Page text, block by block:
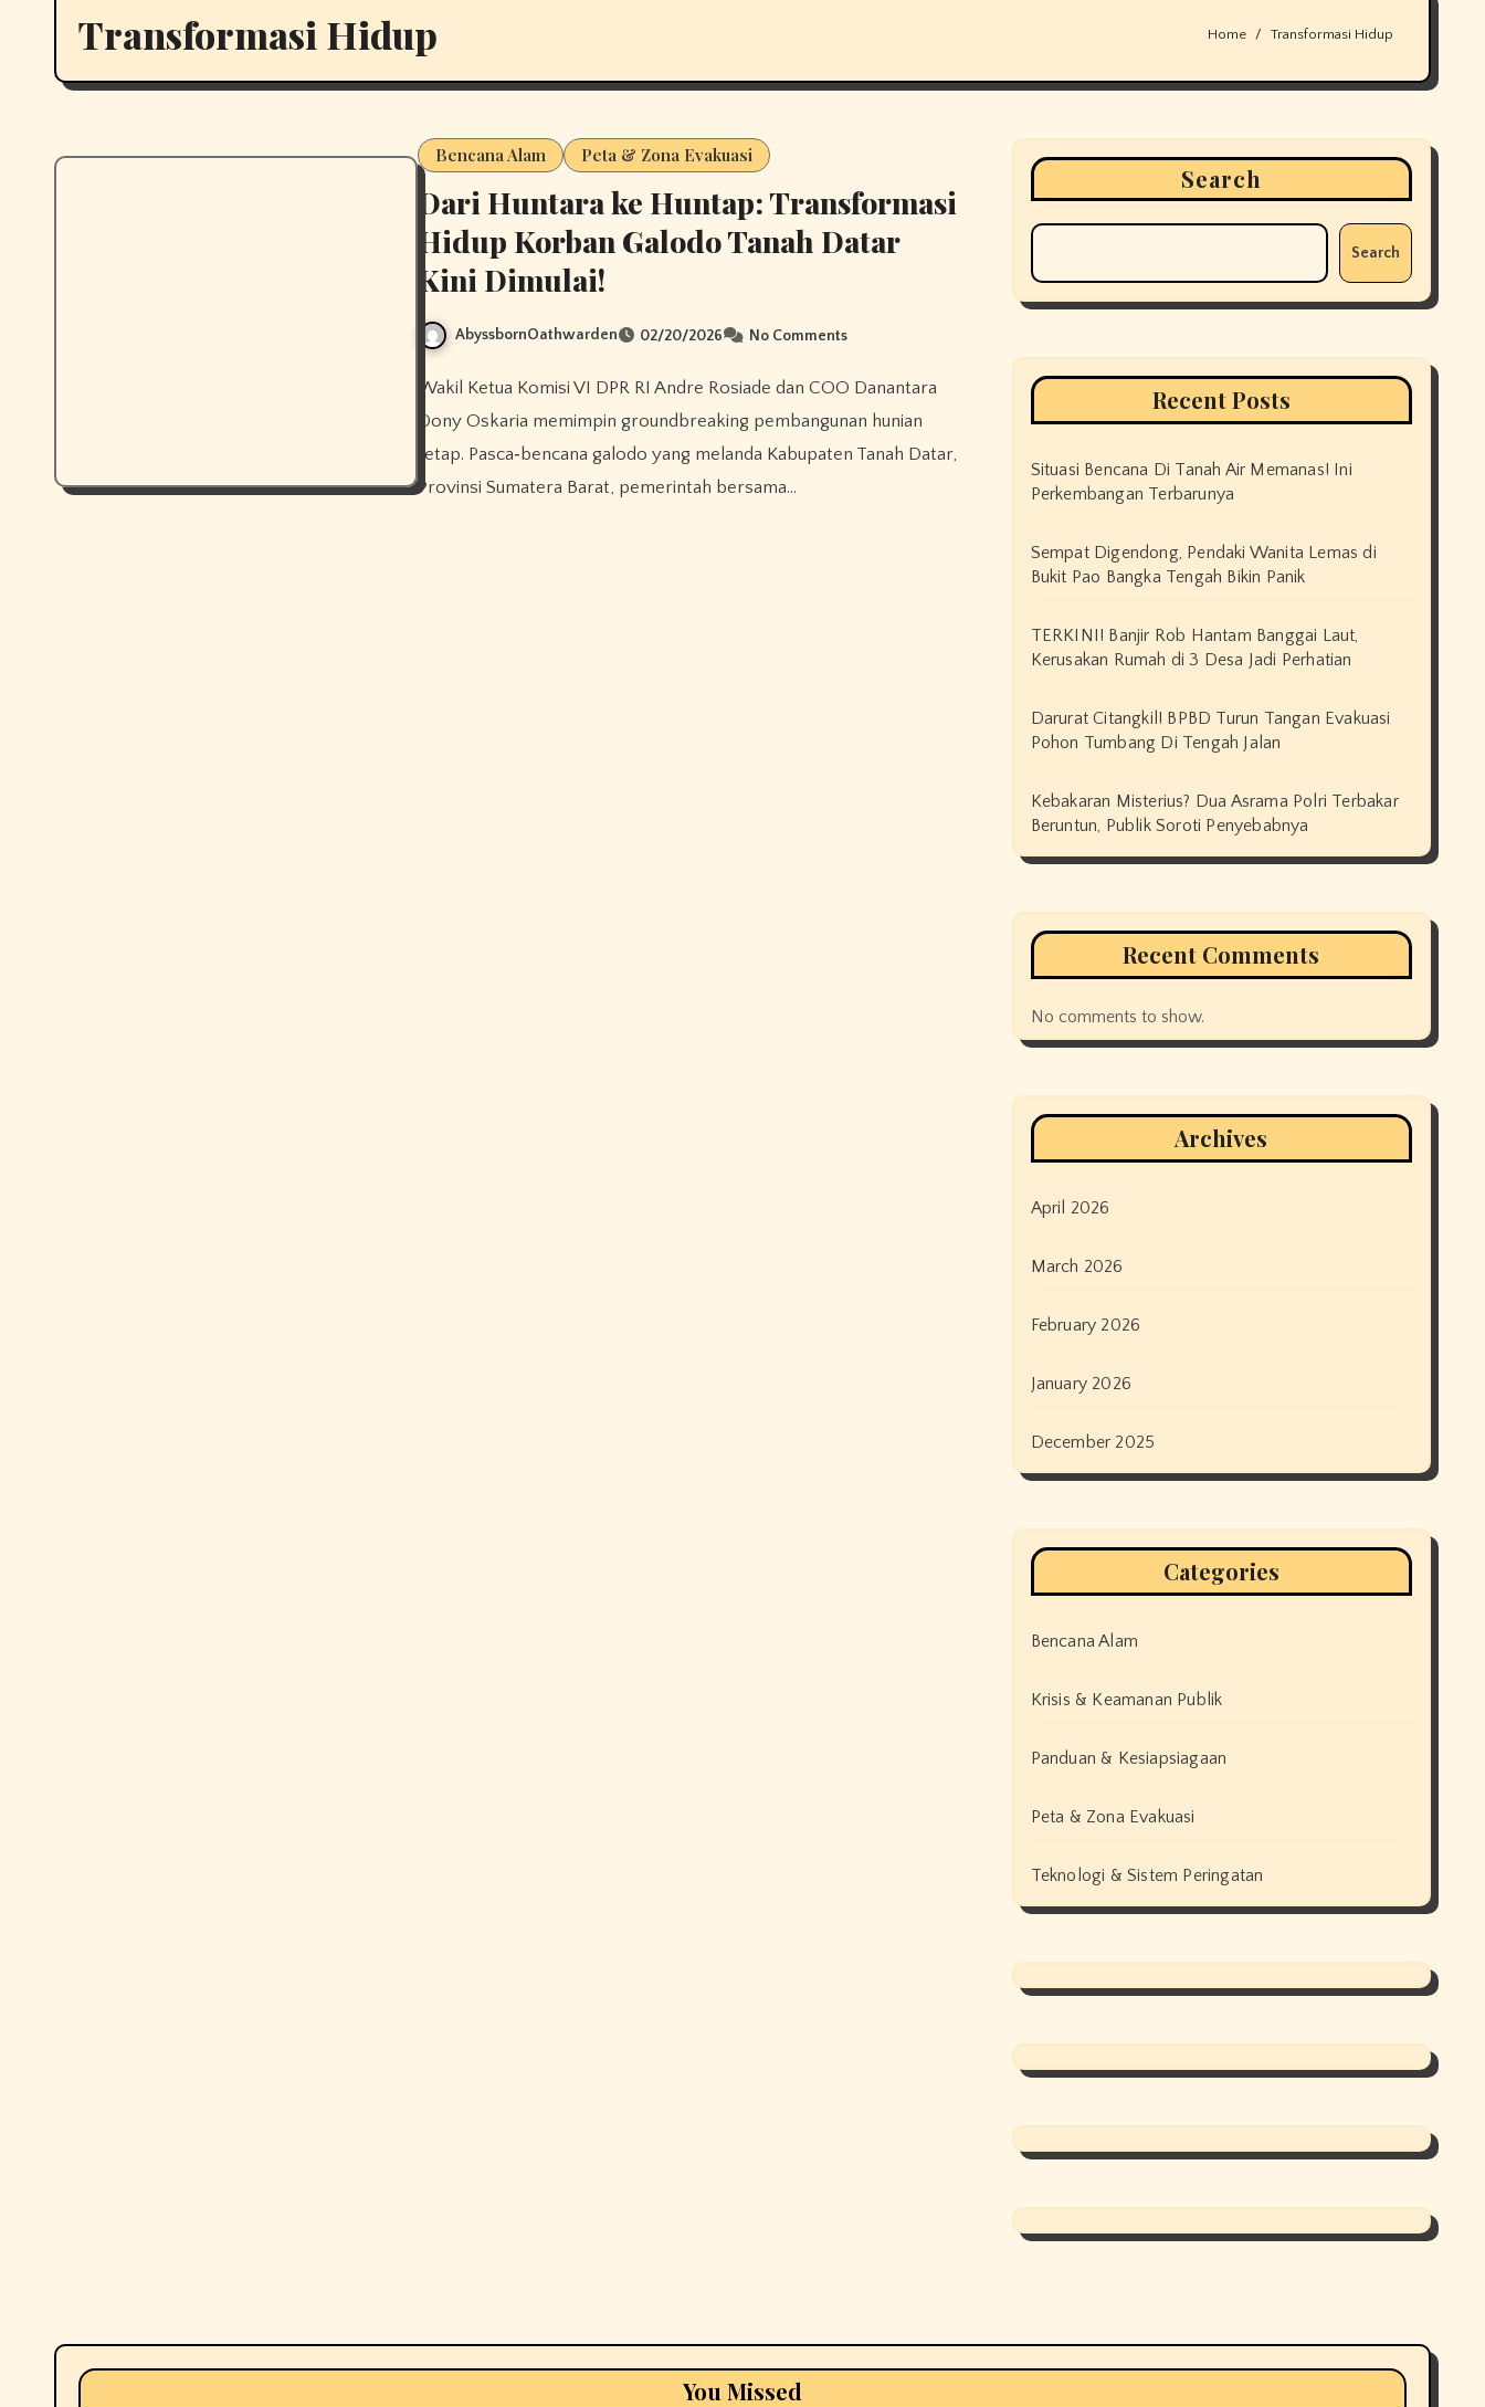
Transformasi Hidup Home Transformasi Hidup
Bencana Alam Peta & Zona Evakuasi
Dari Huntara ke Huntap: Transformasi
Hidup Korban Galodo Tanah Datar
Kini Dimulai!
AbyssbornOathwarden 02/20/2026 No Comments
Wakil Ketua Komisi VI DPR RI Andre Rosiade dan COO Danantara
Dony Oskaria memimpin groundbreaking pembangunan hunian
tetap. Pasca‑bencana galodo yang melanda Kabupaten Tanah Datar,
Provinsi Sumatera Barat, pemerintah bersama…
Search
Search
Recent Posts
Situasi Bencana Di Tanah Air Memanas! Ini
Perkembangan Terbarunya
Sempat Digendong, Pendaki Wanita Lemas di
Bukit Pao Bangka Tengah Bikin Panik
TERKINI! Banjir Rob Hantam Banggai Laut,
Kerusakan Rumah di 3 Desa Jadi Perhatian
Darurat Citangkil! BPBD Turun Tangan Evakuasi
Pohon Tumbang Di Tengah Jalan
Kebakaran Misterius? Dua Asrama Polri Terbakar
Beruntun, Publik Soroti Penyebabnya
Recent Comments
No comments to show.
Archives
April 2026
March 2026
February 2026
January 2026
December 2025
Categories
Bencana Alam
Krisis & Keamanan Publik
Panduan & Kesiapsiagaan
Peta & Zona Evakuasi
Teknologi & Sistem Peringatan
You Missed